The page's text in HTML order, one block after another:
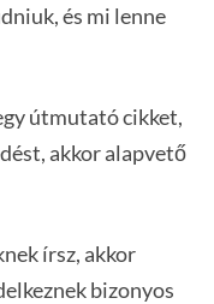
és mi lenne
útmutató cikket,
akkor alapvető
írsz, akkor
bizonyos